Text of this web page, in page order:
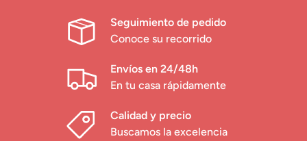
Seguimiento de pedido
Conoce su recorrido
Envíos en 24/48h
En tu casa rápidamente
Calidad y precio
Buscamos la excelencia